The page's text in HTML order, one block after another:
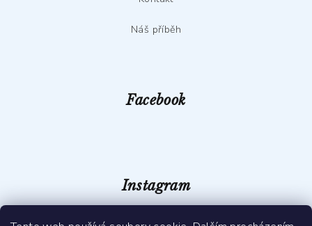
Náš příběh
Facebook
Instagram